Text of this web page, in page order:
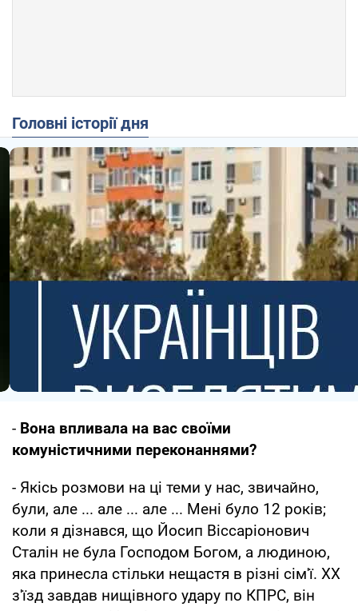
Головні історії дня
- Вона впливала на вас своїми
комуністичними переконаннями?
- Якісь розмови на ці теми у нас, звичайно,
були, але ... але ... але ... Мені було 12 років;
коли я дізнався, що Йосип Віссаріонович
Сталін не була Господом Богом, а людиною,
яка принесла стільки нещастя в різні сім'ї. XX
з'їзд завдав нищівного удару по КПРС, він